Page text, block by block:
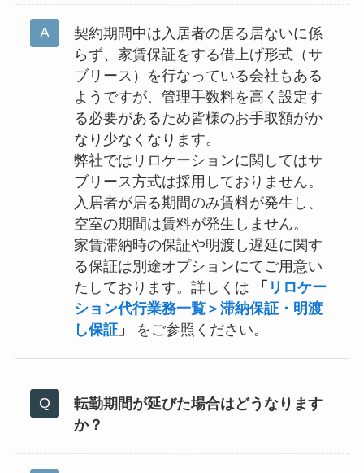
契約期間中は入居者の居る居ないに係
らず、家賃保証をする借上げ形式（サ
ブリース）を行なっている会社もある
ようですが、管理手数料を高く設定す
る必要があるため皆様のお手取額がか
なり少なくなります。
弊社ではリロケーションに関してはサ
ブリース方式は採用しておりません。
入居者が居る期間のみ賃料が発生し、
空室の期間は賃料が発生しません。
家賃滞納時の保証や明渡し遅延に関す
る保証は別途オプションにてご用意い
たしております。詳しくは
「 リロケー
ション代行業務一覧＞滞納保証・明渡
し保証」 をご参照ください。
転勤期間が延びた場合はどうなります
か？